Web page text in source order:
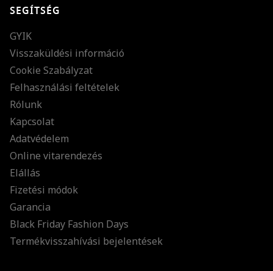
SEGÍTSÉG
GYIK
Visszaküldési információ
Cookie Szabályzat
Felhasználási feltételek
Rólunk
Kapcsolat
Adatvédelem
Online vitarendezés
Elállás
Fizetési módok
Garancia
Black Friday Fashion Days
Termékvisszahívási bejelentések